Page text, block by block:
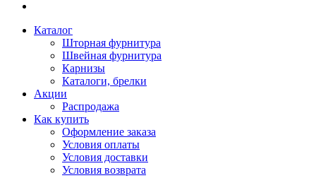
Каталог
Шторная фурнитура
Швейная фурнитура
Карнизы
Каталоги, брелки
Акции
Распродажа
Как купить
Оформление заказа
Условия оплаты
Условия доставки
Условия возврата